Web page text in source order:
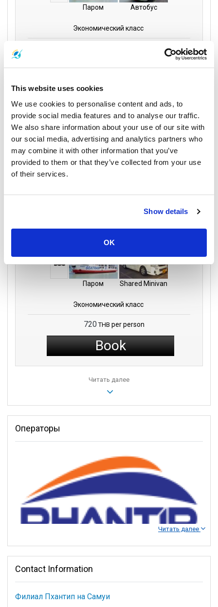
This website uses cookies
We use cookies to personalise content and ads, to
provide social media features and to analyse our traffic.
We also share information about your use of our site with
our social media, advertising and analytics partners who
may combine it with other information that you’ve
provided to them or that they’ve collected from your use
of their services.
Show details
OK
Паром Автобус
Экономический класс
Book
Phantip 1970 Co.,
Ltd
06:00
Остров
12:00
Национальный
Сок
Кхао Сок
Паром Shared Minivan
Экономический класс
720 THB per person
Book
Читать далее
Операторы
Phantip Travel - Островные приключения ждут
Читать далее
Contact Information
Филиал Пхантип на Самуи